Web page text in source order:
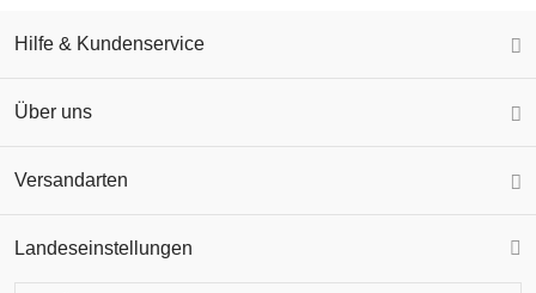
Hilfe & Kundenservice
Über uns
Versandarten
Landeseinstellungen